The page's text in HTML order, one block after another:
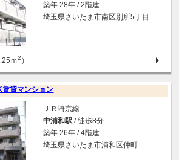
築年 28年 / 2階建
埼玉県さいたま市南区別所5丁目
ｍ2 ）
賃貸マンション
ＪＲ埼京線
中浦和駅 / 徒歩8分
築年 26年 / 4階建
埼玉県さいたま市浦和区仲町